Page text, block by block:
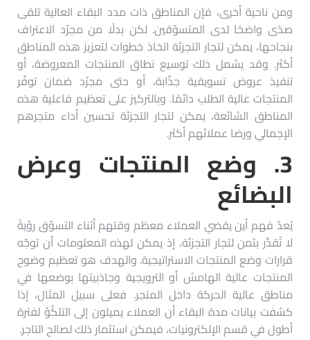
ومن ناحية أخرى، فإن المناطق ذات مدد البقاء العالية تلقى
صدًى واضحًا لدى المتسوّقين. لكن بدلًا من مجرّد الاعتراف
بنجاحها، يمكن لتجار التجزئة اتخاذ خطوات لتعزيز هذه المناطق
أكثر. وقد يشمل ذلك توسيع نطاق المنتجات المعروضة، أو
تنفيذ عروض تسويقية جذّابة، أو حتى مجرّد ضمان توفّر
المنتجات عالية الطلب دائمًا. وبالتركيز على تعظيم فاعلية هذه
المناطق الشائعة، يمكن لتجار التجزئة تحسين أداء متجرهم
الإجمالي ورضا عملائهم أكثر.
3. وضع المنتجات وعرض
البضائع
يُعدّ فهم أين يقضي العملاء معظم وقتهم أثناء التسوّق رؤيةً
لا تُقدَّر بثمن لتجار التجزئة، إذ يمكن لهذه المعلومات أن توجّه
قرارات وضع المنتجات الاستراتيجية. والهدف هو تعظيم وضوح
المنتجات عالية الهامش أو الترويجية وجاذبيتها بوضعها في
مناطق عالية الحركة داخل المتجر. فعلى سبيل المثال، إذا
كشفت بيانات مدة البقاء أن العملاء يميلون إلى التلكّؤ لفترة
أطول في قسم الإلكترونيات، فيمكن استثمار ذلك لصالح التاجر.